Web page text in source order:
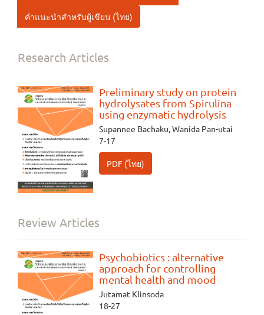
คำแนะนำสำหรับผู้เขียน (ไทย)
Research Articles
Preliminary study on protein
hydrolysates from Spirulina
using enzymatic hydrolysis
Supannee Bachaku, Wanida Pan-utai
7-17
PDF (ไทย)
Review Articles
Psychobiotics : alternative
approach for controlling
mental health and mood
Jutamat Klinsoda
18-27